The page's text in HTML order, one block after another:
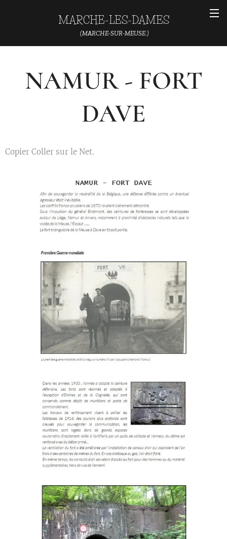
MARCHE-LES-DAMES
(MARCHE-SUR-MEUSE.)
NAMUR - FORT
DAVE
Copier Coller sur le Net.